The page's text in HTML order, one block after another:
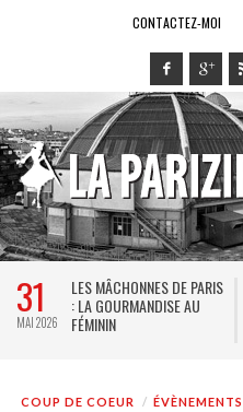
CONTACTEZ-MOI
LES MÂCHONNES DE PARIS
: LA GOURMANDISE AU
FÉMININ
29
MAI
COUP DE COEUR ÉVÈNEMENTS